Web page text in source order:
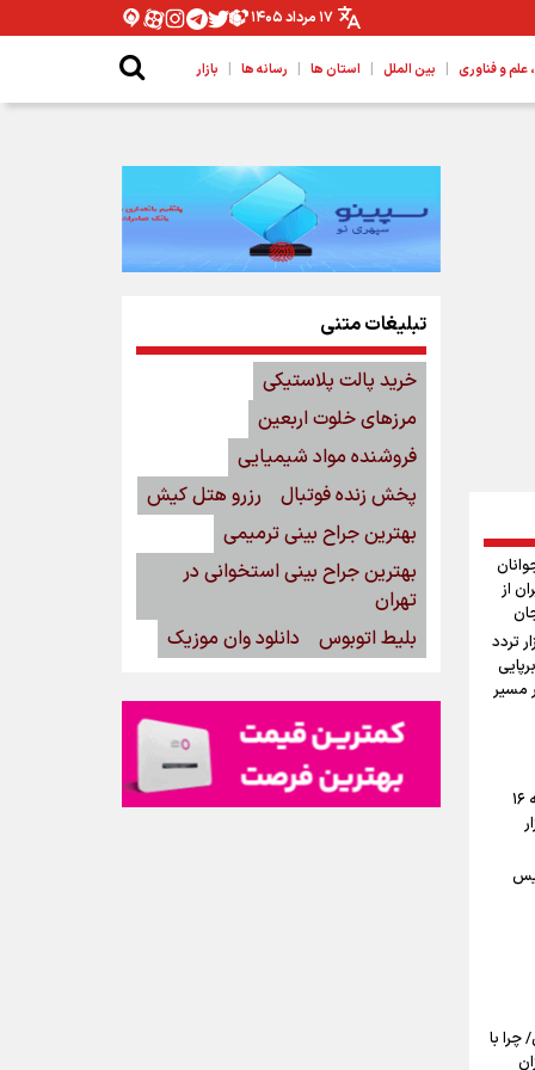
۱۷ مرداد ۱۴۰۵
و فناوری | بین الملل | استان ها | رسانه ها | بازار
از
دو میلیون و ۱۷۰ هزار تردد
موکب در مسیر
پیش‌بینی قیمت دلار، طلا و سکه جمعه ۱۶
چرا با
تبلیغات متنی
خرید پالت پلاستیکی
مرزهای خلوت اربعین
فروشنده مواد شیمیایی
پخش زنده فوتبال
رزرو هتل کیش
بهترین جراح بینی ترمیمی
بهترین جراح بینی استخوانی در
تهران
بلیط اتوبوس
دانلود وان موزیک